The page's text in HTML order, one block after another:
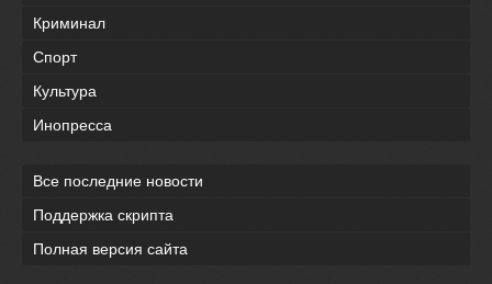
Криминал
Спорт
Культура
Инопресса
Все последние новости
Поддержка скрипта
Полная версия сайта